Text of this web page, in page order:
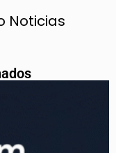
Noticias